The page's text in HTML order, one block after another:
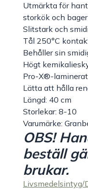
Utmärkta för
storkök och
Slitstark och
Tål 250°C
Behåller sin
Högt
Pro-X®-
Lätta att hålla
Längd: 40 cm
Storlekar: 8-10
Varumärke:
OBS!
beställ
brukar.
Livsmedelsintyg/